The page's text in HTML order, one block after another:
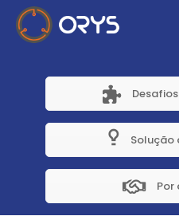
Solução
Por